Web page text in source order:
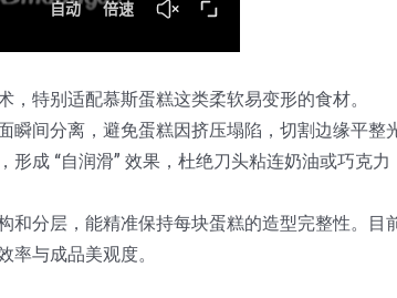
特别适配慕斯蛋糕这类柔软易变形的食材。
瞬间分离，避免蛋糕因挤压塌陷，切割边缘平整
成 “自润滑” 效果，杜绝刀头粘连奶油或巧克力
和分层，能精准保持每块蛋糕的造型完整性。目
与成品美观度。